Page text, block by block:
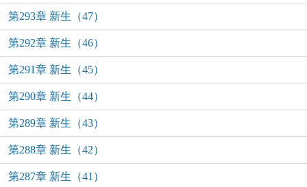
第293章 新生（47）
第292章 新生（46）
第291章 新生（45）
第290章 新生（44）
第289章 新生（43）
第288章 新生（42）
第287章 新生（41）